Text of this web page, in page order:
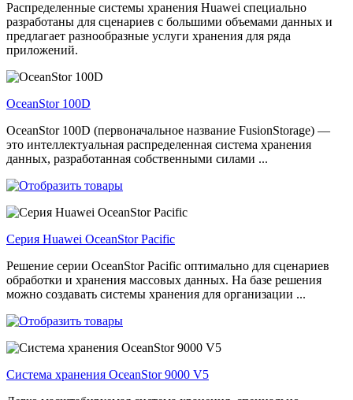
Распределенные системы хранения Huawei специально
разработаны для сценариев с большими объемами данных и
предлагает разнообразные услуги хранения для ряда
приложений.
OceanStor 100D
OceanStor 100D (первоначальное название FusionStorage) —
это интеллектуальная распределенная система хранения
данных, разработанная собственными силами ...
Серия Huawei OceanStor Pacific
Решение серии OceanStor Pacific оптимально для сценариев
обработки и хранения массовых данных. На базе решения
можно создавать системы хранения для организации ...
Система хранения OceanStor 9000 V5